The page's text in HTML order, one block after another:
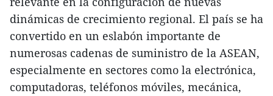
dinámicas de crecimiento regional. El país se ha
convertido en un eslabón importante de
numerosas cadenas de suministro de la ASEAN,
especialmente en sectores como la electrónica,
computadoras, teléfonos móviles, mecánica,